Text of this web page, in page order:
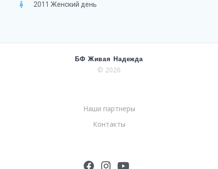
2011 Женский день
БФ Живая Надежда
© 2026
Наши партнеры
Контакты